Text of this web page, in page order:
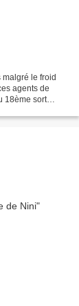
le froid
agents de
18ème sort